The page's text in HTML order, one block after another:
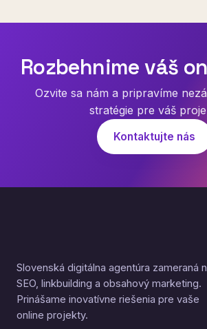
Rozbehnime váš
Ozvite sa nám a pripravíme
stratégie pre váš
Kontaktujte nás
Slovenská digitálna agentúra zameraná
SEO, linkbuilding a obsahový marketing.
Prinášame inovatívne riešenia pre vaše
online projekty.